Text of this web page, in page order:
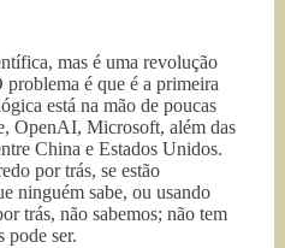
mas é uma revolução
é que é a primeira
está na mão de poucas
OpenAI, Microsoft, além das
China e Estados Unidos.
por trás, se estão
ninguém sabe, ou usando
trás, não sabemos; não tem
pode ser.